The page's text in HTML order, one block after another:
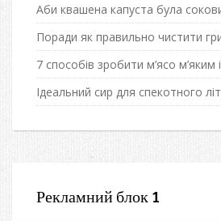
Аби квашена капуста була
Поради як правильно чистити
7 способів зробити м’ясо м’яким
Ідеальний сир для спекотного
Рекламний блок 1